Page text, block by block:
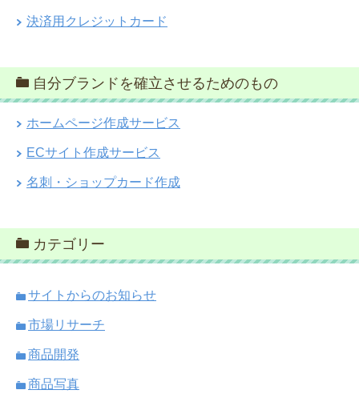
決済用クレジットカード
自分ブランドを確立させるためのもの
ホームページ作成サービス
ECサイト作成サービス
名刺・ショップカード作成
カテゴリー
サイトからのお知らせ
市場リサーチ
商品開発
商品写真